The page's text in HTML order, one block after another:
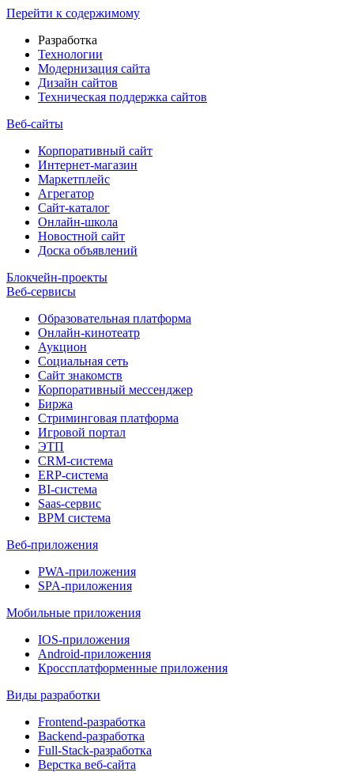
Перейти к содержимому
Разработка
Технологии
Модернизация сайта
Дизайн сайтов
Техническая поддержка сайтов
Веб-сайты
Корпоративный сайт
Интернет-магазин
Маркетплейс
Агрегатор
Сайт-каталог
Онлайн-школа
Новостной сайт
Доска объявлений
Блокчейн-проекты
Веб-сервисы
Образовательная платформа
Онлайн-кинотеатр
Аукцион
Социальная сеть
Сайт знакомств
Корпоративный мессенджер
Биржа
Стриминговая платформа
Игровой портал
ЭТП
CRM-система
ERP-система
BI-система
Saas-сервис
BPM система
Веб-приложения
PWA-приложения
SPA-приложения
Мобильные приложения
IOS-приложения
Android-приложения
Кроссплатформенные приложения
Виды разработки
Frontend-разработка
Backend-разработка
Full-Stack-разработка
Верстка веб-сайта